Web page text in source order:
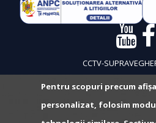
CCTV-
Pentru scopuri precum
personalizat, folosim